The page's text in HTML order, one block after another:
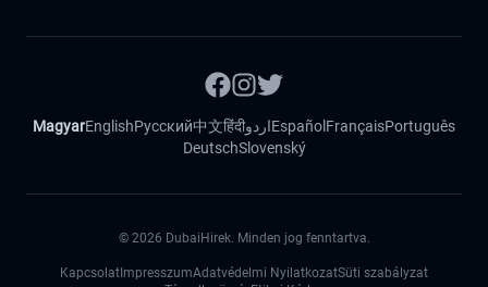
MagyarEnglishРусский中文हिंदीاردوEspañol FrançaisPortuguês
DeutschSlovenský
© 2026 DubaiHirek. Minden jog fenntartva.
Kapcsolat ImpresszumAdatvédelmi NyilatkozatSüti szabályzat